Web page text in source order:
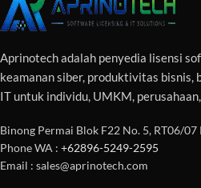
Aprinotech adalah penyedia lisensi
keamanan siber, produktivitas
IT untuk individu, UMKM,
Binong Permai Blok F22 No. 5, RT06/07
Phone WA : +62896-5249-2595
Email : sales@aprinotech.com